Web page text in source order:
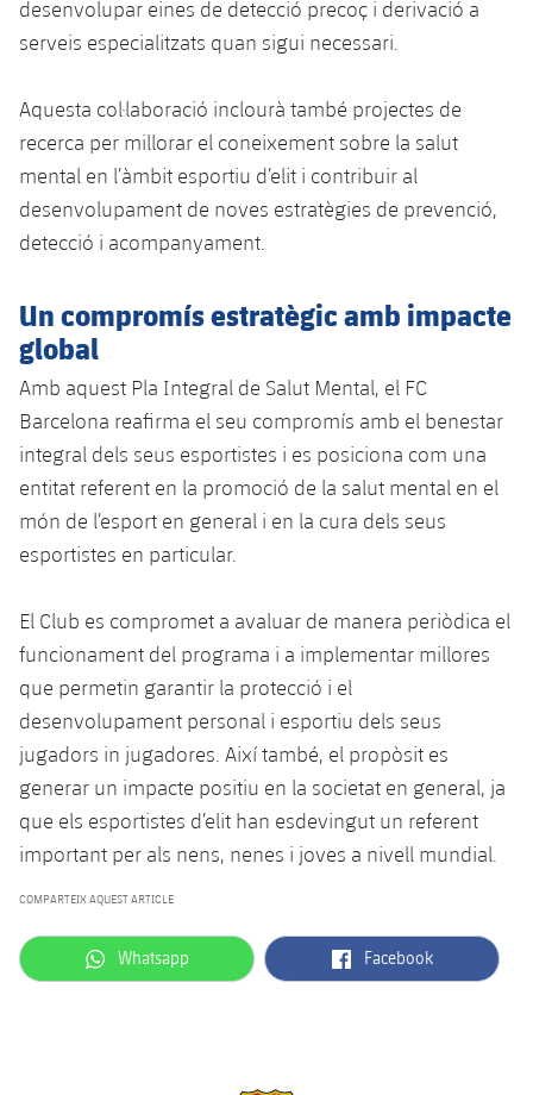
desenvolupar eines de detecció precoç i derivació a
serveis especialitzats quan sigui necessari.
Aquesta col·laboració inclourà també projectes de
recerca per millorar el coneixement sobre la salut
mental en l’àmbit esportiu d’elit i contribuir al
desenvolupament de noves estratègies de prevenció,
detecció i acompanyament.
Un compromís estratègic amb impacte
global
Amb aquest Pla Integral de Salut Mental, el FC
Barcelona reafirma el seu compromís amb el benestar
integral dels seus esportistes i es posiciona com una
entitat referent en la promoció de la salut mental en el
món de l’esport en general i en la cura dels seus
esportistes en particular.
El Club es compromet a avaluar de manera periòdica el
funcionament del programa i a implementar millores
que permetin garantir la protecció i el
desenvolupament personal i esportiu dels seus
jugadors in jugadores. Així també, el propòsit es
generar un impacte positiu en la societat en general, ja
que els esportistes d’elit han esdevingut un referent
important per als nens, nenes i joves a nivell mundial.
COMPARTEIX AQUEST ARTICLE
label.aria.whatsapp
Whatsapp label.aria.facebook
Facebook